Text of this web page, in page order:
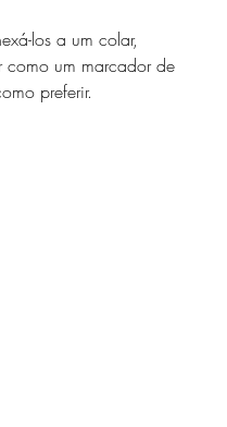
los a um colar,
como um marcador de
preferir.